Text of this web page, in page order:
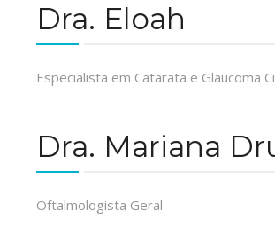
Dra. Eloah
Especialista em Catarata e Glaucoma
Dra. Mariana
Oftalmologista Geral